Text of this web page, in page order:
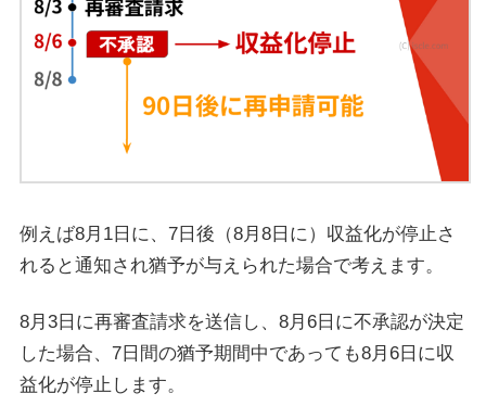
例えば8月1日に、7日後（8月8日に）収益化が停止さ
れると通知され猶予が与えられた場合で考えます。
8月3日に再審査請求を送信し、8月6日に不承認が決定
した場合、7日間の猶予期間中であっても8月6日に収
益化が停止します。